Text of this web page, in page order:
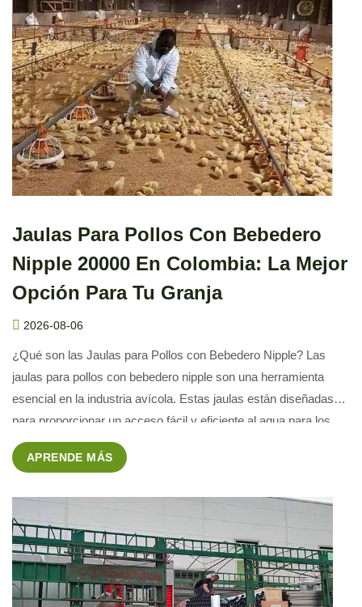
Jaulas Para Pollos Con Bebedero
Nipple 20000 En Colombia: La Mejor
Opción Para Tu Granja
2026-08-06
¿Qué son las Jaulas para Pollos con Bebedero Nipple? Las
jaulas para pollos con bebedero nipple son una herramienta
esencial en la industria avícola. Estas jaulas están diseñadas
para proporcionar un acceso fácil y eficiente al agua para los
pollos, lo que garantiza una alimentación saludable y una
producción óptima. Beneficios de las Jaulas con […]
APRENDE MÁS